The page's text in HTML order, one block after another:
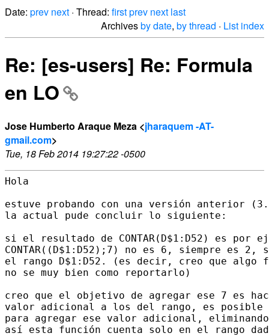
Date: prev next · Thread: firstprev next last
Archivesby date, by thread · List index
Re: [es-users] Re: Formula
en LO
Jose Humberto Araque Meza <jharaquem -AT-
gmail.com>
Tue, 18 Feb 2014 19:27:22 -0500
Hola
estuve probando con una versión anterior
la actual pude concluir lo siguiente:
si el resultado de CONTAR(D$1:D52) es por
CONTAR((D$1:D52);7) no es 6, siempre es
el rango D$1:D52. (es decir, creo que algo
no se muy bien como reportarlo)
creo que el objetivo de agregar ese 7 es
valor adicional a los del rango, es posible
para agregar ese valor adicional,
así esta función cuenta solo en el rango